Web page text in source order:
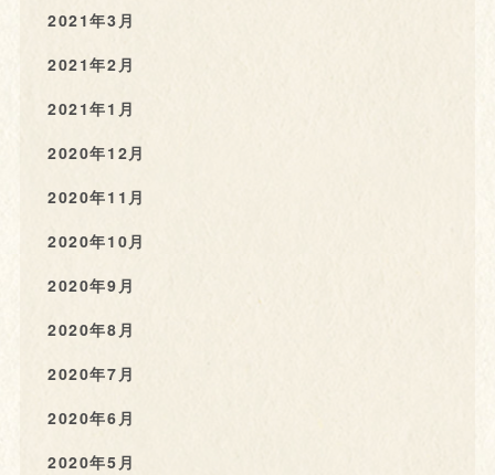
2021年3月
2021年2月
2021年1月
2020年12月
2020年11月
2020年10月
2020年9月
2020年8月
2020年7月
2020年6月
2020年5月